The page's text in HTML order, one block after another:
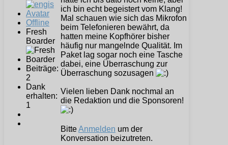
Offline
Fresh
Boarder
Beiträge:
2
Dank
erhalten:
1
ich bin echt begeistert vom Klang!
Mal schauen wie sich das Mikrofon
beim Telefonieren bewährt, da
hatten meine Kopfhörer bisher
häufig nur mangelnde Qualität. Im
Paket lag sogar noch eine Tasche
dabei, eine Überraschung zur
Überraschung sozusagen
Vielen lieben Dank nochmal an
die Redaktion und die Sponsoren!
BitteAnmelden um der
Konversation beizutreten.